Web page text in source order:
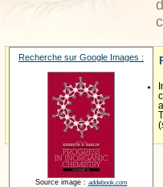
Recherche sur Google Images :
Source image : addebook.com